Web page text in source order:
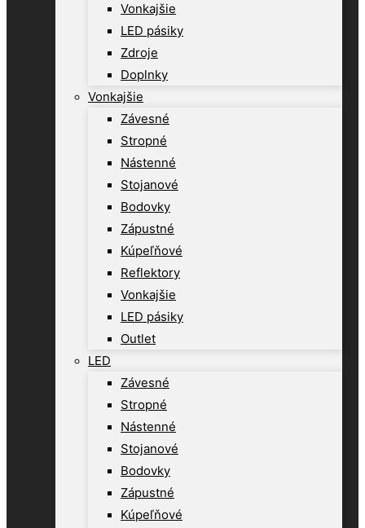
Vonkajšie
LED pásiky
Zdroje
Doplnky
Vonkajšie
Závesné
Stropné
Nástenné
Stojanové
Bodovky
Zápustné
Kúpeľňové
Reflektory
Vonkajšie
LED pásiky
Outlet
LED
Závesné
Stropné
Nástenné
Stojanové
Bodovky
Zápustné
Kúpeľňové